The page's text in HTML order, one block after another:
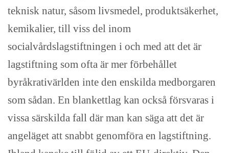
teknisk natur, såsom livsmedel, produktsäkerhet,
kemikalier, till viss del inom
socialvårdslagstiftningen i och med att det är
lagstiftning som ofta är mer förbehållet
byråkrativärlden inte den enskilda medborgaren
som sådan. En blankettlag kan också försvaras i
vissa särskilda fall där man kan säga att det är
angeläget att snabbt genomföra en lagstiftning.